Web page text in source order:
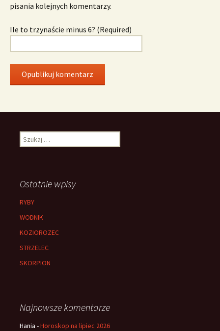
pisania kolejnych komentarzy.
Ile to trzynaście minus 6? (Required)
Szukaj:
Ostatnie wpisy
RYBY
WODNIK
KOZIOROZEC
STRZELEC
SKORPION
Najnowsze komentarze
Hania -Horoskop na lipiec 2026